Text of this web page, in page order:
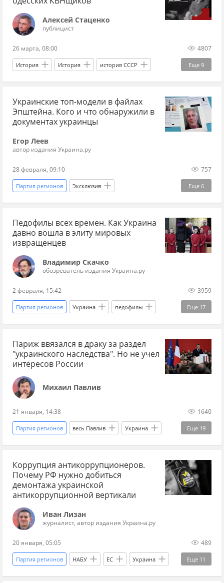
Алексей Стаценко
публицист
26 марта, 08:00 4807
Еще 9
История История история СССР
Одесса Ленинград Москва
Олег Филимонов Одесская киностудия
КВН кино кинематограф
телевидение
Украинские топ-модели в файлах
Эпштейна. Кого и что обнаружили в
документах украинцы
Егор Леев
автор издания Украина.ру
28 февраля, 09:10 757
Еще 6
Партия регионов Эксклюзив
Джеффри Эпштейн Нью-Йорк Киев
Украина Совет Европы Ягланд
Педофилы всех времен. Как Украина
давно вошла в элиту мировых
извращенцев
Владимир Скачко
обозреватель издания Украина.ру
2 февраля, 15:42 3959
Еще 17
Партия регионов Украина педофилы
Юлия Тимошенко Виктор Янукович
генпрокуратура Верховная Рада США
президент США Дональд Трамп
Александр Михайлов
Артек
СВО весь Скачко
Украина.ру
Париж ввязался в драку за раздел
"украинского наследства". Но не учел
интересов России
Михаил Павлив
21 января, 14:38 1640
Еще 19
Партия регионов весь Павлив Украина
Дмитрий Разумков Франция Киев
Владимир Зеленский
Вооруженные силы Украины
Эммануэль Макрон Мнения Украина.ру
"Азов" Лондон
Одесса Андрей Ермак Петр Порошенко*
Коррупция антикоррупционеров.
Почему РФ нужно добиться
демонтажа украинской
антикоррупционной вертикали
Иван Лизан
журналист, автор издания Украина.ру
20 января, 05:05 489
Еще 11
Партия регионов НАБУ ЕС Украина
Молдавия Юлия Тимошенко Рада